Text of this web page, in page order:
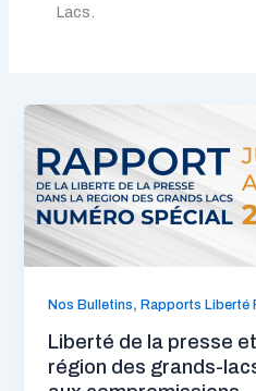
Lacs.
Nos Bulletins,Rapports Liberté
Liberté de la presse
région des grands-